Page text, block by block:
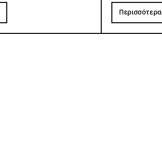
Περισσότερα